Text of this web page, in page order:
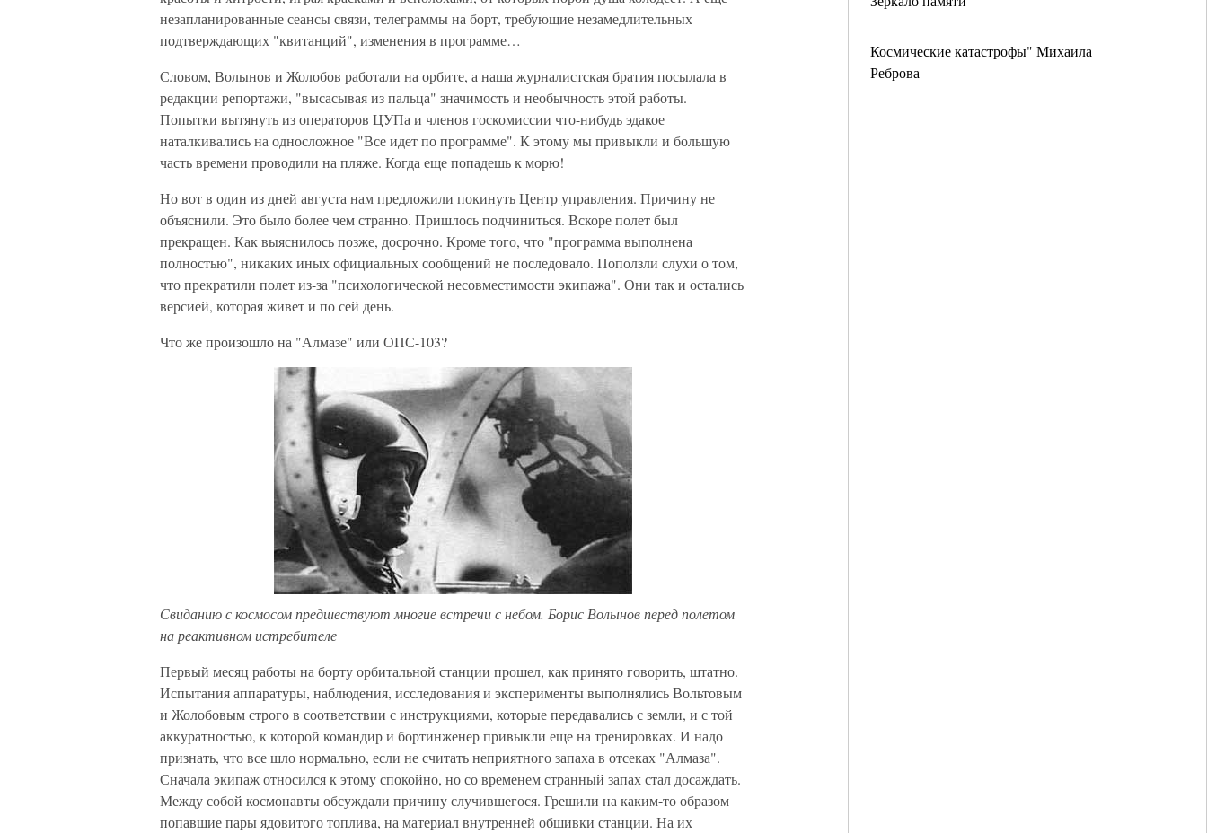
Космические катастрофы" Михаила
Реброва
незапланированные сеансы связи, телеграммы на борт, требующие незамедлительных
подтверждающих "квитанций", изменения в программе…
Словом, Волынов и Жолобов работали на орбите, а наша журналистская братия посылала в
редакции репортажи, "высасывая из пальца" значимость и необычность этой работы.
Попытки вытянуть из операторов ЦУПа и членов госкомиссии что-нибудь эдакое
наталкивались на односложное "Все идет по программе". К этому мы привыкли и большую
часть времени проводили на пляже. Когда еще попадешь к морю!
Но вот в один из дней августа нам предложили покинуть Центр управления. Причину не
объяснили. Это было более чем странно. Пришлось подчиниться. Вскоре полет был
прекращен. Как выяснилось позже, досрочно. Кроме того, что "программа выполнена
полностью", никаких иных официальных сообщений не последовало. Поползли слухи о том,
что прекратили полет из-за "психологической несовместимости экипажа". Они так и остались
версией, которая живет и по сей день.
Что же произошло на "Алмазе" или ОПС-103?
Свиданию с космосом предшествуют многие встречи с небом. Борис Волынов перед полетом
на реактивном истребителе
Первый месяц работы на борту орбитальной станции прошел, как принято говорить, штатно.
Испытания аппаратуры, наблюдения, исследования и эксперименты выполнялись Вольтовым
и Жолобовым строго в соответствии с инструкциями, которые передавались с земли, и с той
аккуратностью, к которой командир и бортинженер привыкли еще на тренировках. И надо
признать, что все шло нормально, если не считать неприятного запаха в отсеках "Алмаза".
Сначала экипаж относился к этому спокойно, но со временем странный запах стал досаждать.
Между собой космонавты обсуждали причину случившегося. Грешили на каким-то образом
попавшие пары ядовитого топлива, на материал внутренней обшивки станции. На их